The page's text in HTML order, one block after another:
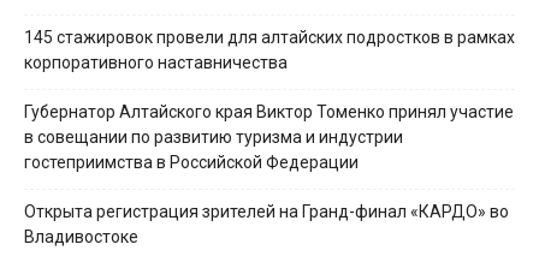
145 стажировок провели для алтайских подростков в рамках
корпоративного наставничества
Губернатор Алтайского края Виктор Томенко принял участие
в совещании по развитию туризма и индустрии
гостеприимства в Российской Федерации
Открыта регистрация зрителей на Гранд-финал «КАРДО» во
Владивостоке